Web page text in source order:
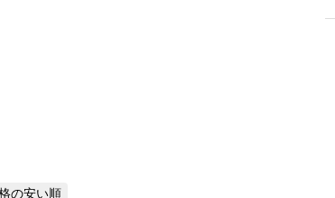
の安い順